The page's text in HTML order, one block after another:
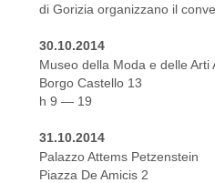
di Goriziaorganizzano il
30.10.2014
Museo della Moda e delle Arti
Borgo Castello 13
h 9 — 19
31.10.2014
Palazzo Attems Petzenstein
Piazza De Amicis 2